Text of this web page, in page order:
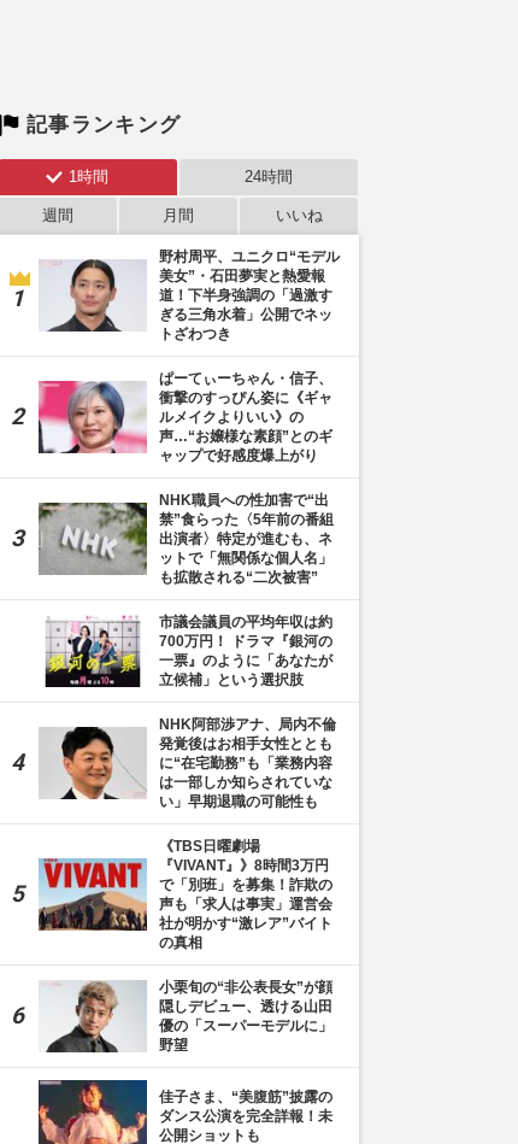
記事ランキング
1時間 24時間
週間 月間 いいね
野村周平、ユニクロ“モデル
美女”・石田夢実と熱愛報
道！下半身強調の「過激す
ぎる三角水着」公開でネッ
トざわつき
ぱーてぃーちゃん・信子、
衝撃のすっぴん姿に《ギャ
ルメイクよりいい》の
声…“お嬢様な素顔”とのギ
ャップで好感度爆上がり
NHK職員への性加害で“出
禁”食らった〈5年前の番組
出演者〉特定が進むも、ネ
ットで「無関係な個人名」
も拡散される“二次被害”
市議会議員の平均年収は約
700万円！ ドラマ『銀河の
一票』のように「あなたが
立候補」という選択肢
NHK阿部渉アナ、局内不倫
発覚後はお相手女性ととも
に“在宅勤務”も「業務内容
は一部しか知らされていな
い」早期退職の可能性も
《TBS日曜劇場
『VIVANT』》8時間3万円
で「別班」を募集！詐欺の
声も「求人は事実」運営会
社が明かす“激レア”バイト
の真相
小栗旬の“非公表長女”が顔
隠しデビュー、透ける山田
優の「スーパーモデルに」
野望
佳子さま、“美腹筋”披露の
ダンス公演を完全詳報！未
公開ショットも